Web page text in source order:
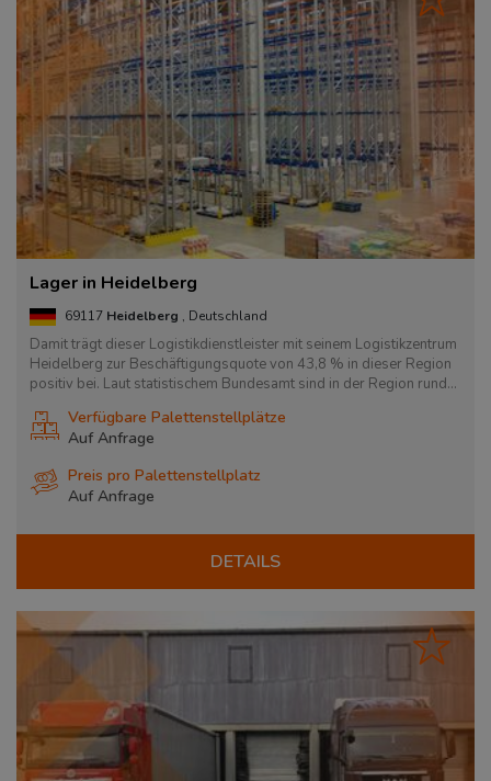
Lager in Heidelberg
69117 Heidelberg , Deutschland
Damit trägt dieser Logistikdienstleister mit seinem Logistikzentrum
Heidelberg zur Beschäftigungsquote von 43,8 % in dieser Region
positiv bei. Laut statistischem Bundesamt sind in der Region rund...
Verfügbare Palettenstellplätze
Auf Anfrage
Preis pro Palettenstellplatz
Auf Anfrage
DETAILS